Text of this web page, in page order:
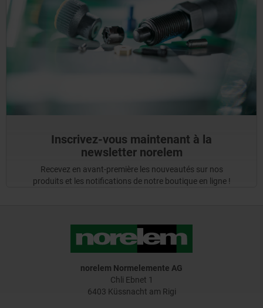
Inscrivez-vous maintenant à la
newsletter norelem
Recevez en avant-première les nouveautés sur nos
produits et les notifications de notre boutique en ligne !
norelem Normelemente AG
Chli Ebnet 1
6403 Küssnacht am Rigi